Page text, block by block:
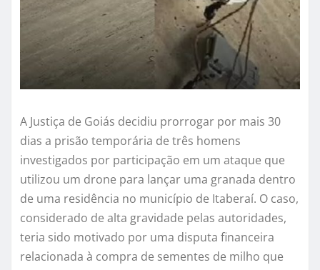
A Justiça de Goiás decidiu prorrogar por mais 30
dias a prisão temporária de três homens
investigados por participação em um ataque que
utilizou um drone para lançar uma granada dentro
de uma residência no município de Itaberaí. O caso,
considerado de alta gravidade pelas autoridades,
teria sido motivado por uma disputa financeira
relacionada à compra de sementes de milho que